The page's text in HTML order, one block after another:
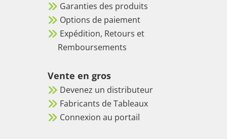
Garanties des produits
Options de paiement
Expédition, Retours et
Remboursements
Vente en gros
Devenez un distributeur
Fabricants de Tableaux
Connexion au portail